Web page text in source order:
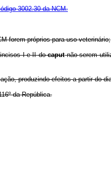
3002.30 da NCM.
próprios para uso veterinário;
I e II docaputnão serem
produzindo efeitos a partir do
da República.